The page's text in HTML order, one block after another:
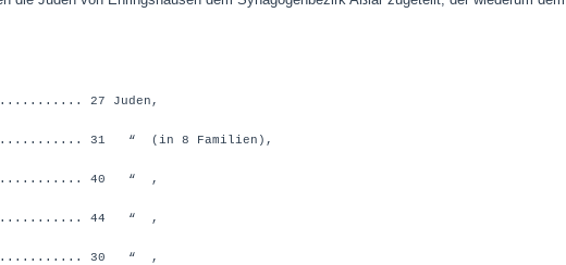
27 Juden,
31 “ (in 8 Familien),
40 “ ,
44 “ ,
30 “ ,